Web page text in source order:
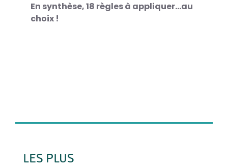
En synthèse, 18 règles à appliquer…au
choix !
LES PLUS